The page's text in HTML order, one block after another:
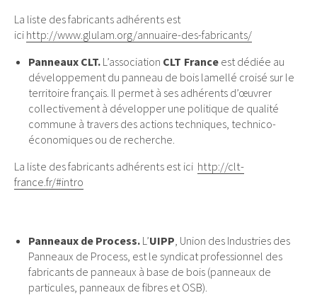
La liste des fabricants adhérents est
ici http://www.glulam.org/annuaire-des-fabricants/
Panneaux CLT. L’association CLT France est dédiée au
développement du panneau de bois lamellé croisé sur le
territoire français. Il permet à ses adhérents d’œuvrer
collectivement à développer une politique de qualité
commune à travers des actions techniques, technico-
économiques ou de recherche.
La liste des fabricants adhérents est ici http://clt-
france.fr/#intro
Panneaux de Process. L’UIPP , Union des Industries des
Panneaux de Process, est le syndicat professionnel des
fabricants de panneaux à base de bois (panneaux de
particules, panneaux de fibres et OSB).